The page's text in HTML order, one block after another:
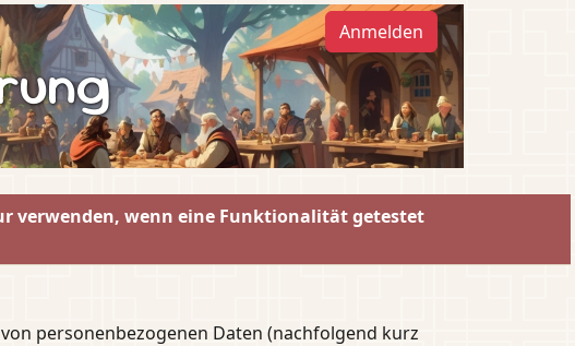
Anmelden
verwenden, wenn eine Funktionalität getestet
personenbezogenen Daten (nachfolgend kurz